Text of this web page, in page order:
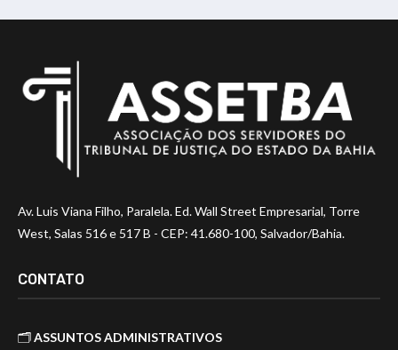
Av. Luis Viana Filho, Paralela. Ed. Wall Street Empresarial, Torre
West, Salas 516 e 517 B - CEP: 41.680-100, Salvador/Bahia.
CONTATO
🗂️ASSUNTOS ADMINISTRATIVOS